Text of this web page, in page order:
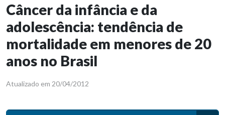
Câncer da infância e da
adolescência: tendência de
mortalidade em menores de 20
anos no Brasil
Atualizado em 20/04/2012